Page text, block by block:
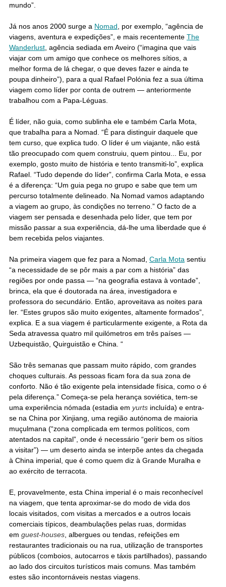
mundo”.
Já nos anos 2000 surge a Nomad , por exemplo, “agência de
viagens, aventura e expedições”, e mais recentemente The
Wanderlust, agência sediada em Aveiro (“imagina que vais
viajar com um amigo que conhece os melhores sítios, a
melhor forma de lá chegar, o que deves fazer e ainda te
poupa dinheiro”), para a qual Rafael Polónia fez a sua última
viagem como líder por conta de outrem — anteriormente
trabalhou com a Papa-Léguas.
É líder, não guia, como sublinha ele e também Carla Mota,
que trabalha para a Nomad. “É para distinguir daquele que
tem curso, que explica tudo. O líder é um viajante, não está
tão preocupado com quem construiu, quem pintou... Eu, por
exemplo, gosto muito de história e tento transmiti-lo”, explica
Rafael. “Tudo depende do líder”, confirma Carla Mota, e essa
é a diferença: “Um guia pega no grupo e sabe que tem um
percurso totalmente delineado. Na Nomad vamos adaptando
a viagem ao grupo, às condições no terreno.” O facto de a
viagem ser pensada e desenhada pelo líder, que tem por
missão passar a sua experiência, dá-lhe uma liberdade que é
bem recebida pelos viajantes.
Na primeira viagem que fez para a Nomad, Carla Mota sentiu
“a necessidade de se pôr mais a par com a história” das
regiões por onde passa — “na geografia estava à vontade”,
brinca, ela que é doutorada na área, investigadora e
professora do secundário. Então, aproveitava as noites para
ler. “Estes grupos são muito exigentes, altamente formados”,
explica. E a sua viagem é particularmente exigente, a Rota da
Seda atravessa quatro mil quilómetros em três países —
Uzbequistão, Quirguistão e China. “
São três semanas que passam muito rápido, com grandes
choques culturais. As pessoas ficam fora da sua zona de
conforto. Não é tão exigente pela intensidade física, como o é
pela diferença.” Começa-se pela herança soviética, tem-se
uma experiência nómada (estadia em yurts incluída) e entra-
se na China por Xinjiang, uma região autónoma de maioria
muçulmana (“zona complicada em termos políticos, com
atentados na capital”, onde é necessário “gerir bem os sítios
a visitar”) — um deserto ainda se interpõe antes da chegada
à China imperial, que é como quem diz à Grande Muralha e
ao exército de terracota.
E, provavelmente, esta China imperial é o mais reconhecível
na viagem, que tenta aproximar-se do modo de vida dos
locais visitados, com visitas a mercados e a outros locais
comerciais típicos, deambulações pelas ruas, dormidas
em guest-houses, albergues ou tendas, refeições em
restaurantes tradicionais ou na rua, utilização de transportes
públicos (comboios, autocarros e táxis partilhados), passando
ao lado dos circuitos turísticos mais comuns. Mas também
estes são incontornáveis nestas viagens.